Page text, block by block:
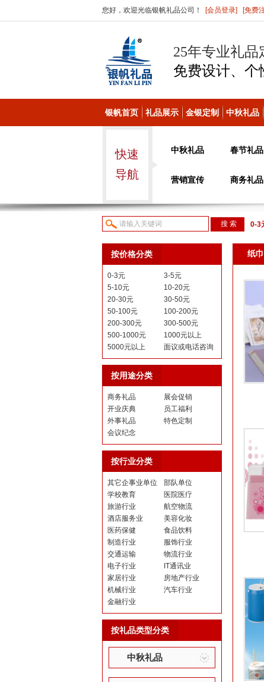
您好，欢迎光临银帆礼品公司！ [会员登录] [免费
25年专业礼品
免费设计、个
银帆首页 礼品展示 金银定制 中秋礼品
快速
导航
中秋礼品 春节礼品
营销宣传 商务礼品
0-3
议
按价格分类
0-3元
3-5元
5-10元
10-20元
20-30元
30-50元
50-100元
100-200元
200-300元
300-500元
500-1000元
1000元以上
5000元以上
面议或电话咨询
按用途分类
商务礼品
展会促销
开业庆典
员工福利
外事礼品
特色定制
会议纪念
按行业分类
其它企事业单位
部队单位
学校教育
医院医疗
旅游行业
航空物流
酒店服务业
美容化妆
医药保健
食品饮料
制造行业
服饰行业
交通运输
物流行业
电子行业
IT通讯业
家居行业
房地产行业
机械行业
汽车行业
金融行业
按礼品类型分类
中秋礼品
纸